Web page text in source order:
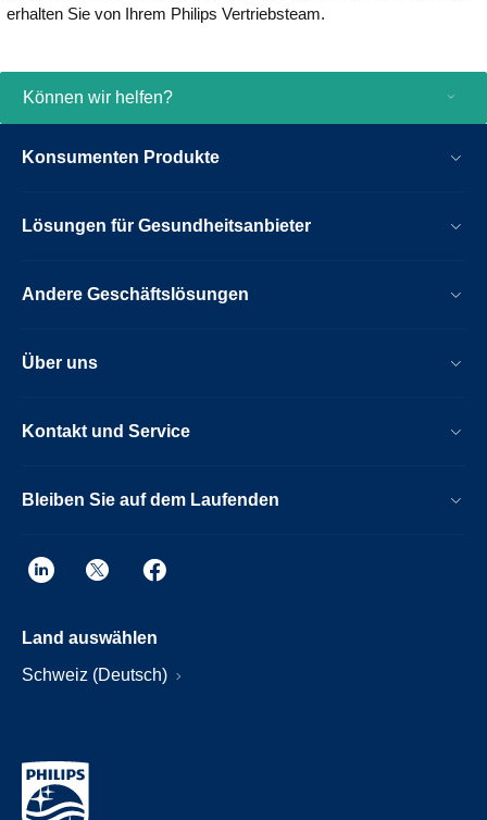
erhalten Sie von Ihrem Philips Vertriebsteam.
Können wir helfen?
Konsumenten Produkte
Lösungen für Gesundheitsanbieter
Andere Geschäftslösungen
Über uns
Kontakt und Service
Bleiben Sie auf dem Laufenden
Land auswählen
Schweiz (Deutsch)